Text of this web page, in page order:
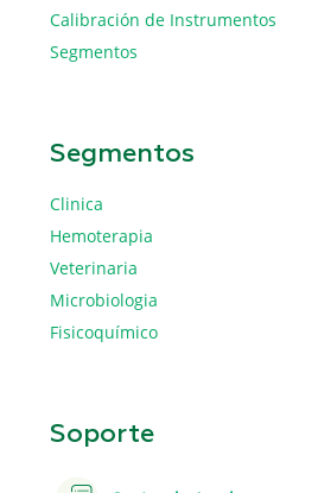
Calibración de Instrumentos
Segmentos
Segmentos
Clinica
Hemoterapia
Veterinaria
Microbiologia
Fisicoquímico
Soporte